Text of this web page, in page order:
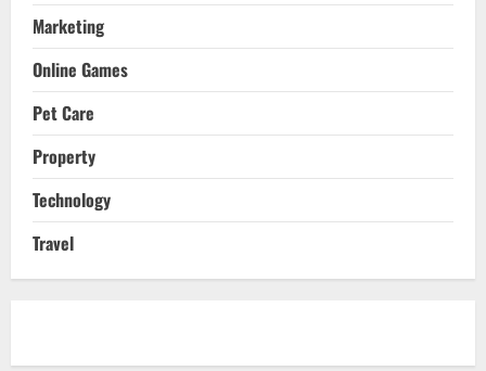
Marketing
Online Games
Pet Care
Property
Technology
Travel